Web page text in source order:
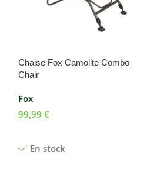
Chaise Fox Camolite Combo
Chair
Fox
En stock
99,99 €